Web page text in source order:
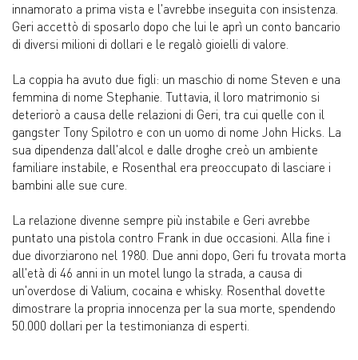
innamorato a prima vista e l'avrebbe inseguita con insistenza.
Geri accettò di sposarlo dopo che lui le aprì un conto bancario
di diversi milioni di dollari e le regalò gioielli di valore.
La coppia ha avuto due figli: un maschio di nome Steven e una
femmina di nome Stephanie. Tuttavia, il loro matrimonio si
deteriorò a causa delle relazioni di Geri, tra cui quelle con il
gangster Tony Spilotro e con un uomo di nome John Hicks. La
sua dipendenza dall'alcol e dalle droghe creò un ambiente
familiare instabile, e Rosenthal era preoccupato di lasciare i
bambini alle sue cure.
La relazione divenne sempre più instabile e Geri avrebbe
puntato una pistola contro Frank in due occasioni. Alla fine i
due divorziarono nel 1980. Due anni dopo, Geri fu trovata morta
all'età di 46 anni in un motel lungo la strada, a causa di
un'overdose di Valium, cocaina e whisky. Rosenthal dovette
dimostrare la propria innocenza per la sua morte, spendendo
50.000 dollari per la testimonianza di esperti.